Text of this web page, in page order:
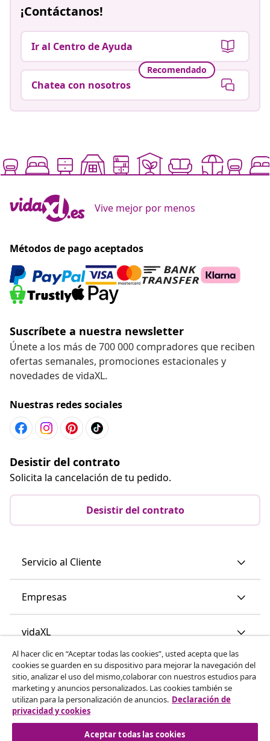
¡Contáctanos!
Ir al Centro de Ayuda
Recomendado
Chatea con nosotros
Vive mejor por menos
Métodos de pago aceptados
Suscríbete a nuestra newsletter
Únete a los más de 700 000 compradores que reciben
ofertas semanales, promociones estacionales y
novedades de vidaXL.
Nuestras redes sociales
Desistir del contrato
Solicita la cancelación de tu pedido.
Desistir del contrato
Servicio al Cliente
Empresas
vidaXL
Descubre mas
Al hacer clic en “Aceptar todas las cookies”, usted acepta que las
cookies se guarden en su dispositivo para mejorar la navegación del
sitio, analizar el uso del mismo,colaborar con nuestros estudios para
marketing y anuncios personalizados. Las cookies también se
utilizan para la personalización de anuncios. Declaración de
privacidad y cookies
Aceptar todas las cookies